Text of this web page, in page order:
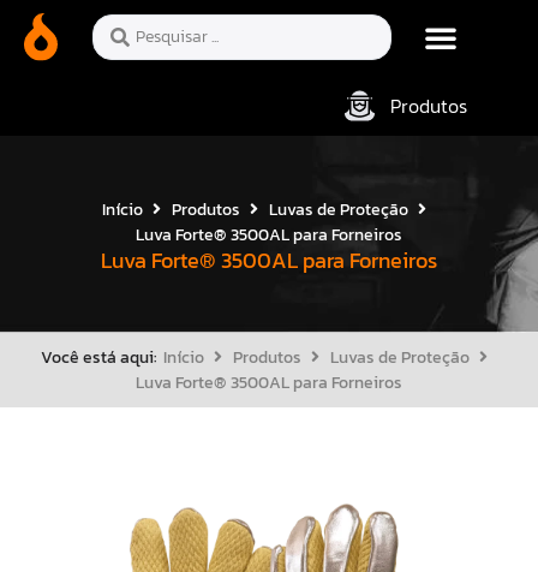
Produtos
Luva Forte® 3500AL para Forneiros
Início Produtos
Luvas de Proteção
Luva Forte® 3500AL para Forneiros
Você está aqui: Início Produtos
Luvas de Proteção
Luva Forte® 3500AL para Forneiros